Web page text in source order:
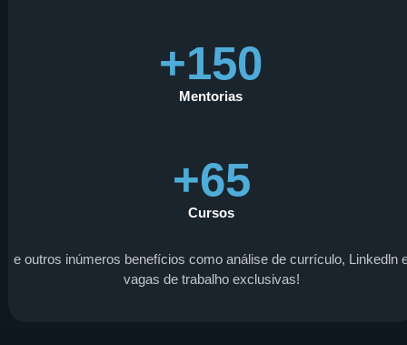
+150
Mentorias
+65
Cursos
e outros inúmeros benefícios como análise de currículo, Linkedln
vagas de trabalho exclusivas!